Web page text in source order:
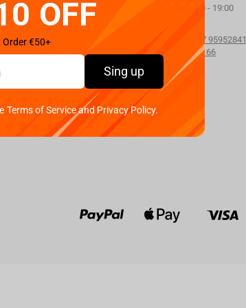
DPD
FedEx
Packeta
Monday - Friday 09:00 - 19:00
+357 95952841
+357 25260166
OFF
Order €50+
Sing up
of Service and Privacy Policy.